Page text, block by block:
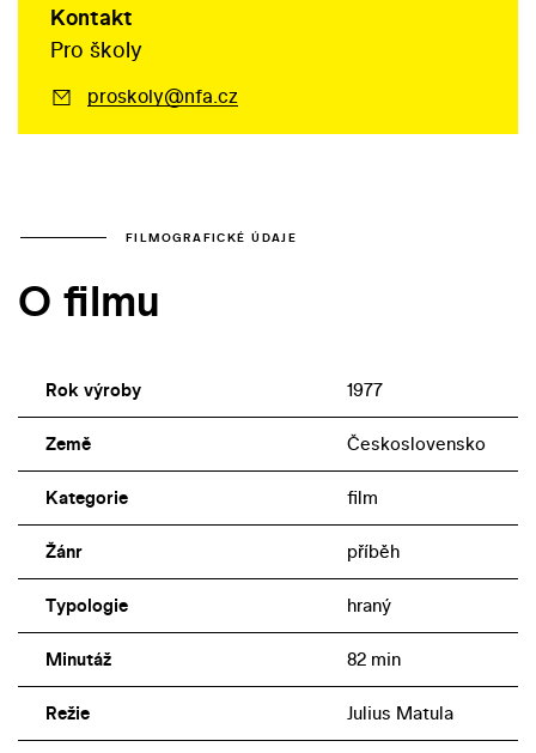
Kontakt
Pro školy
proskoly@nfa.cz
FILMOGRAFICKÉ ÚDAJE
O filmu
Rok výroby 1977
Země Československo
Kategorie film
Žánr příběh
Typologie hraný
Minutáž 82 min
Režie Julius Matula